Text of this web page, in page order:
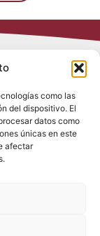
como las
del dispositivo. El
datos como
únicas en este
afectar
Política de
Privacidad
Política de
Cookies